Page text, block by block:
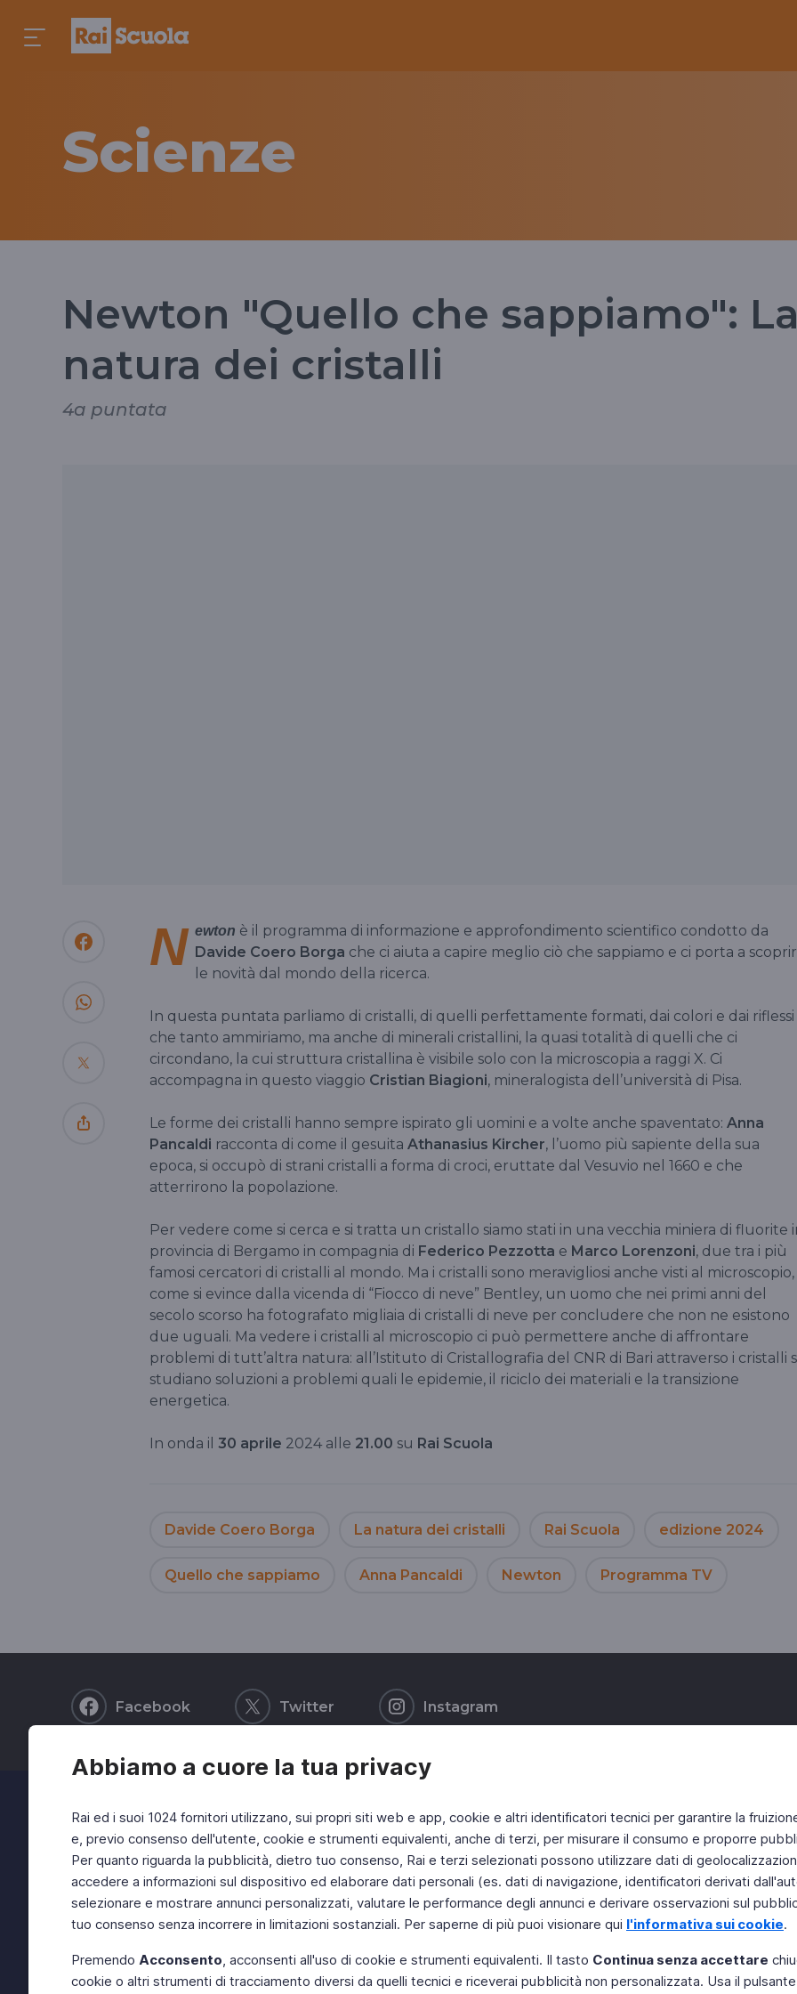
Abbiamo a cuore la tua privacy
Rai ed i suoi 1024 fornitori utilizzano, sui propri siti web e app, cookie e altri identificatori tecnici per garantire la
e, previo consenso dell'utente, cookie e strumenti equivalenti, anche di terzi, per misurare il consumo e proporre
Per quanto riguarda la pubblicità, dietro tuo consenso, Rai e terzi selezionati possono utilizzare dati di
accedere a informazioni sul dispositivo ed elaborare dati personali (es. dati di navigazione, identificatori derivati
selezionare e mostrare annunci personalizzati, valutare le performance degli annunci e derivare osservazioni sul
tuo consenso senza incorrere in limitazioni sostanziali. Per saperne di più puoi visionare qui l'informativa sui cookie.
Premendo Acconsento, acconsenti all'uso di cookie e strumenti equivalenti. Il tasto Continua senza accettare
cookie o altri strumenti di tracciamento diversi da quelli tecnici e riceverai pubblicità non personalizzata. Usa il
Scienze
Newton "Quello che sappiamo":
natura dei cristalli
4a puntata
N ewton è il programma di informazione e approfondimento scientifico condotto da
Davide Coero Borga che ci aiuta a capire meglio ciò che sappiamo e ci porta a
le novità dal mondo della ricerca.
In questa puntata parliamo di cristalli, di quelli perfettamente formati, dai colori e dai riflessi
che tanto ammiriamo, ma anche di minerali cristallini, la quasi totalità di quelli che ci
circondano, la cui struttura cristallina è visibile solo con la microscopia a raggi X. Ci
accompagna in questo viaggio Cristian Biagioni, mineralogista dell’università di Pisa.
Le forme dei cristalli hanno sempre ispirato gli uomini e a volte anche spaventato: Anna
Pancaldi racconta di come il gesuita Athanasius Kircher, l’uomo più sapiente della sua
epoca, si occupò di strani cristalli a forma di croci, eruttate dal Vesuvio nel 1660 e che
atterrirono la popolazione.
Per vedere come si cerca e si tratta un cristallo siamo stati in una vecchia miniera di fluorite
provincia di Bergamo in compagnia di Federico Pezzotta e Marco Lorenzoni, due tra i più
famosi cercatori di cristalli al mondo. Ma i cristalli sono meravigliosi anche visti al microscopio,
come si evince dalla vicenda di “Fiocco di neve” Bentley, un uomo che nei primi anni del
secolo scorso ha fotografato migliaia di cristalli di neve per concludere che non ne esistono
due uguali. Ma vedere i cristalli al microscopio ci può permettere anche di affrontare
problemi di tutt’altra natura: all’Istituto di Cristallografia del CNR di Bari attraverso i cristalli
studiano soluzioni a problemi quali le epidemie, il riciclo dei materiali e la transizione
energetica.
In onda il 30 aprile 2024 alle 21.00 su Rai Scuola
Davide Coero Borga La natura dei cristalli Rai Scuola edizione 2024
Quello che sappiamo Anna Pancaldi Newton Programma TV
Facebook Twitter Instagram